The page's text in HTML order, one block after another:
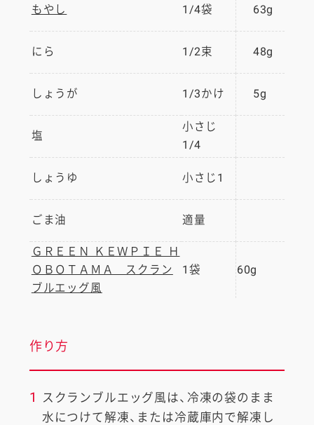
もやし 1/4袋 63g
にら 1/2束 48g
しょうが 1/3かけ 5g
塩
小さじ
1/4
しょうゆ 小さじ1
ごま油 適量
ＧＲＥＥＮ ＫＥＷＰＩＥ Ｈ
ＯＢＯＴＡＭＡ スクラン
ブルエッグ風
1袋 60g
作り方
1
スクランブルエッグ風は、冷凍の袋のまま
水につけて解凍、または冷蔵庫内で解凍し